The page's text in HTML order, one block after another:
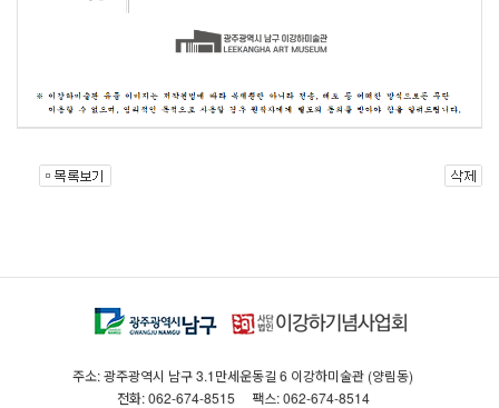
주소: 광주광역시 남구 3.1만세운동길 6 이강하미술관 (양림동)
전화: 062-674-8515
팩스: 062-674-8514